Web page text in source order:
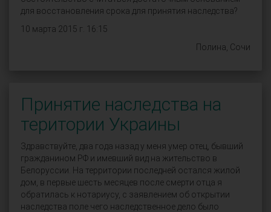
для восстановления срока для принятия наследства?
10 марта 2015 г. 16:15
Полина, Сочи
Принятие наследства на
територии Украины
Здравствуйте, два года назад у меня умер отец, бывший
гражданином РФ и имевший вид на жительство в
Белоруссии. На территории последней остался жилой
дом, в первые шесть месяцев после смерти отца я
обратилась к нотариусу, с заявлением об открытии
наследства поле чего наследственное дело было